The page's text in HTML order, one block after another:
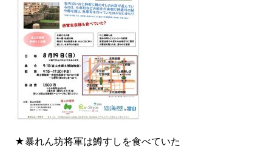
★暴れん坊将軍は鱒すしを食べていた